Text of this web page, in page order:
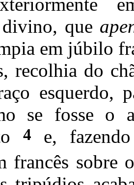
divino, que
em júbilo
recolhia do
esquerdo,
se fosse o
4
e,
francês sobre